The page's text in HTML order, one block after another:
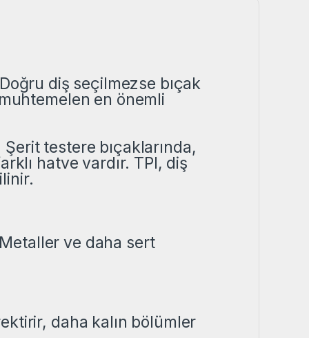
diş seçilmezse bıçak
en önemli
Şerit testere bıçaklarında,
hatve vardır. TPI, diş
Metaller ve daha sert
daha kalın bölümler